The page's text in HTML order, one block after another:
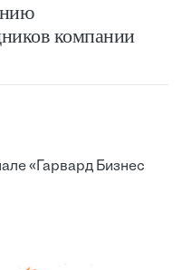
компании
«Гарвард Бизнес